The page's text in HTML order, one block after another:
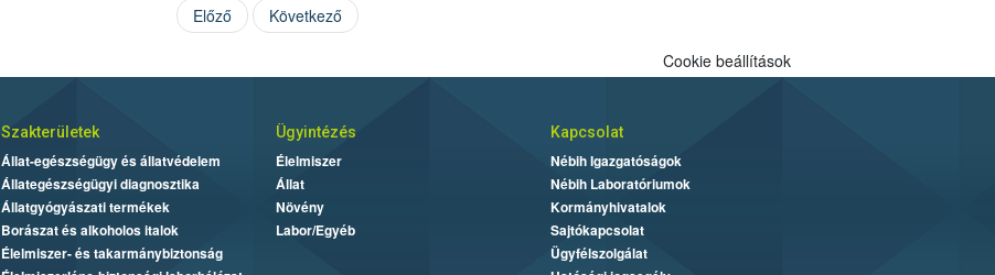
Előző Következő
Cookie beállítások
Szakterületek
Állat-egészségügy és állatvédelem
Állategészségügyi diagnosztika
Állatgyógyászati termékek
Borászat és alkoholos italok
Élelmiszer- és takarmánybiztonság
Ügyintézés
Élelmiszer
Állat
Növény
Labor/Egyéb
Kapcsolat
Nébih Igazgatóságok
Nébih Laboratóriumok
Kormányhivatalok
Sajtókapcsolat
Ügyfélszolgálat